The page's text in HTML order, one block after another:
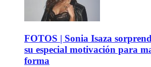
FOTOS | Sonia Isaza
su especial motivación para
forma